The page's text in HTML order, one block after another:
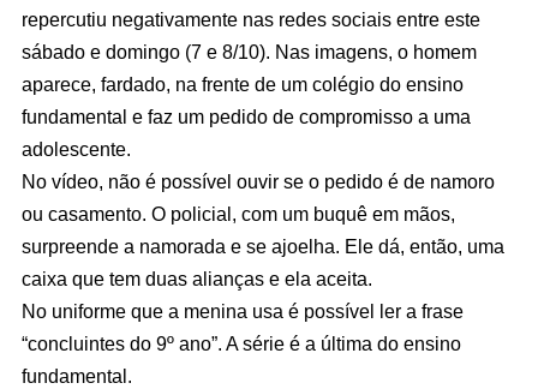
repercutiu negativamente nas redes sociais entre este
sábado e domingo (7 e 8/10). Nas imagens, o homem
aparece, fardado, na frente de um colégio do ensino
fundamental e faz um pedido de compromisso a uma
adolescente.
No vídeo, não é possível ouvir se o pedido é de namoro
ou casamento. O policial, com um buquê em mãos,
surpreende a namorada e se ajoelha. Ele dá, então, uma
caixa que tem duas alianças e ela aceita.
No uniforme que a menina usa é possível ler a frase
“concluintes do 9º ano”. A série é a última do ensino
fundamental.